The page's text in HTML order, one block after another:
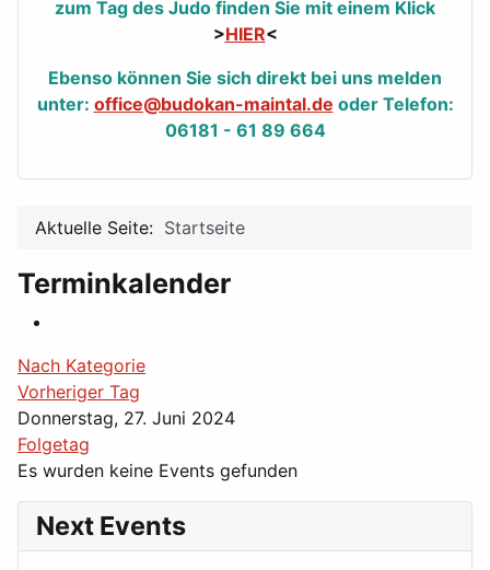
zum Tag des Judo finden Sie mit einem Klick
>HIER<
Ebenso können Sie sich direkt bei uns melden
unter: office@budokan-maintal.de oder Telefon:
06181 - 61 89 664
Aktuelle Seite: Startseite
Terminkalender
Nach Kategorie
Vorheriger Tag
Donnerstag, 27. Juni 2024
Folgetag
Es wurden keine Events gefunden
Next Events